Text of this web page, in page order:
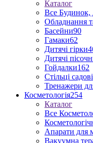
Каталог
Все Будинок,
Обладнання
Басейни90
Гамаки62
Дитячі гірки
Дитячі
Гойдалки162
Стільці
Тренажери
Косметологія254
Каталог
Все
Апарати для
Вакуумна